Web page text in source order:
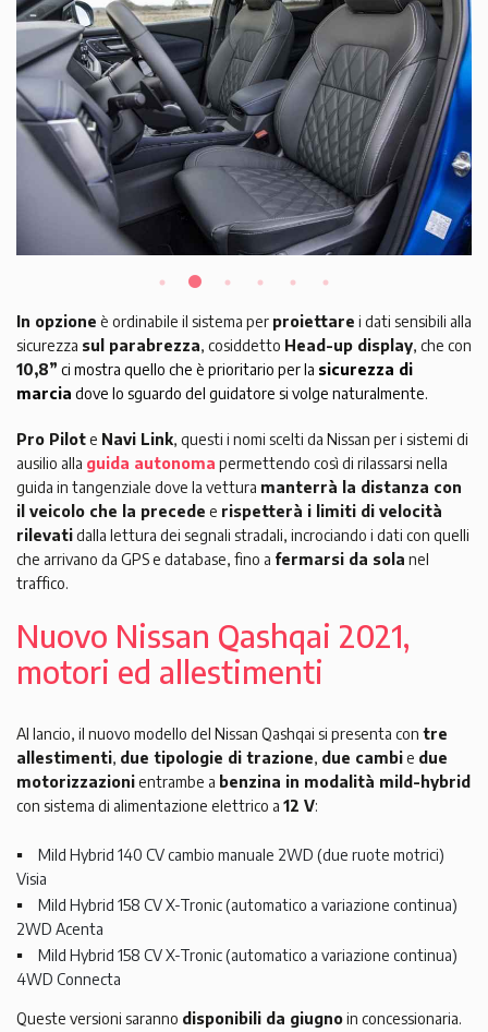
In opzione è ordinabile il sistema per proiettare i dati sensibili alla
sicurezza sul parabrezza, cosiddetto Head-up display, che con
10,8” ci mostra quello che è prioritario per la sicurezza di
marcia dove lo sguardo del guidatore si volge naturalmente.
Pro Pilote Navi Link, questi i nomi scelti da Nissan per i sistemi di
ausilio alla guida autonoma permettendo così di rilassarsi nella
guida in tangenziale dove la vettura manterrà la distanza con
il veicolo che la precede e rispetterà i limiti di velocità
rilevatidalla lettura dei segnali stradali, incrociando i dati con quelli
che arrivano da GPS e database, fino a fermarsi da sola nel
traffico.
Nuovo Nissan Qashqai 2021,
motori ed allestimenti
Al lancio, il nuovo modello del Nissan Qashqai si presenta con tre
allestimenti, due tipologie di trazione, due cambie due
motorizzazionientrambe a benzina in modalità mild-hybrid
con sistema di alimentazione elettrico a 12 V:
Mild Hybrid 140 CV cambio manuale 2WD (due ruote motrici)
Visia
Mild Hybrid 158 CV X-Tronic (automatico a variazione continua)
2WD Acenta
Mild Hybrid 158 CV X-Tronic (automatico a variazione continua)
4WD Connecta
Queste versioni saranno disponibili da giugnoin concessionaria.